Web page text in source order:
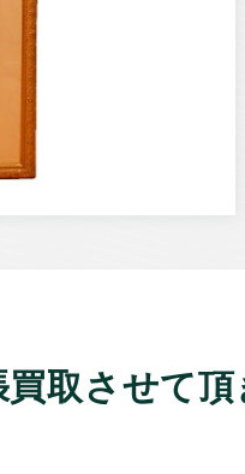
取させて頂